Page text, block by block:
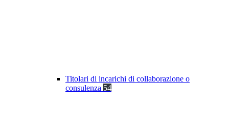
Titolari di incarichi di collaborazione o
consulenza 54